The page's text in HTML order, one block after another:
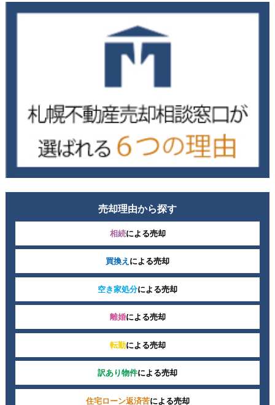
売却理由から探す
相続による売却
買換え による売却
空き家処分による売却
離婚による売却
転勤による売却
訳あり物件による売却
住宅ローン返済苦による売却